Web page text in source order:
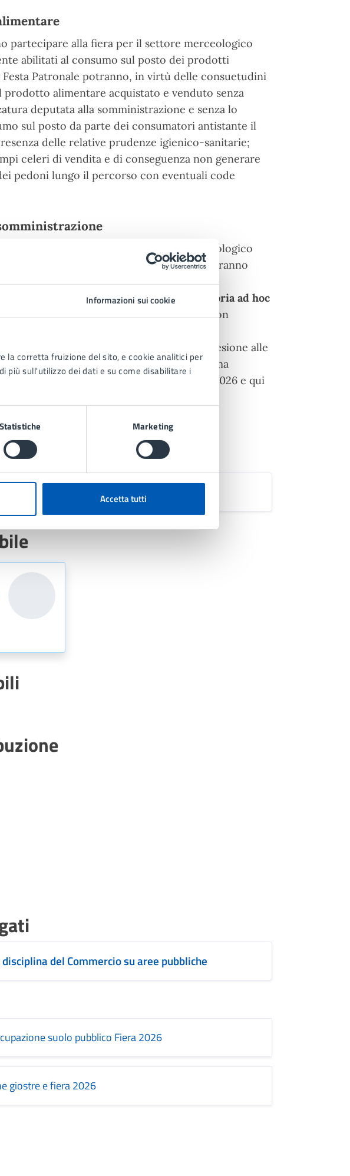
Informazioni sui cookie
la corretta fruizione del sito, e cookie analitici per
più sull'utilizzo dei dati e su come disabilitare i
Statistiche Marketing
Accetta tutti
partecipare alla fiera per il settore merceologico
abilitati al consumo sul posto dei prodotti
Patronale potranno, in virtù delle consuetudini
alimentare acquistato e venduto senza
deputata alla somministrazione e senza lo
sul posto da parte dei consumatori antistante il
delle relative prudenze igienico-sanitarie;
celeri di vendita e di conseguenza non generare
pedoni lungo il percorso con eventuali code
partecipare alla fiera per il settore merceologico
e bevande, nella domanda telematica dovranno
di concessione posteggio", il settore
", in quanto verrà stilata una graduatoria ad hoc
(autonegozio con
nella domanda di partecipazione di adesione alle
possibile visionare la planimetria di massima
della Giunta comunale n. 109 del 27/05/2026 e qui
2026 (PDF 325.23 kB)
del Commercio su aree pubbliche
suolo pubblico Fiera 2026
giostre e fiera 2026